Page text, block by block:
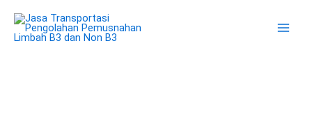
konten